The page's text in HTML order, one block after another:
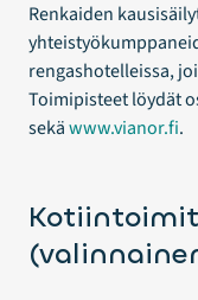
Renkaiden
rengashotelleissa,
Toimipisteet löydät
sekäwww.vianor.fi.